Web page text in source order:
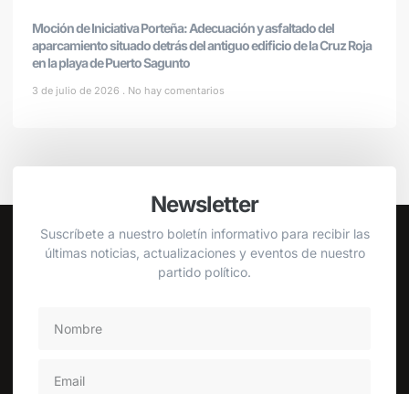
Moción de Iniciativa Porteña: Adecuación y asfaltado del
aparcamiento situado detrás del antiguo edificio de la Cruz Roja
en la playa de Puerto Sagunto
3 de julio de 2026 No hay comentarios
Newsletter
Suscríbete a nuestro boletín informativo para recibir las
últimas noticias, actualizaciones y eventos de nuestro
partido político.